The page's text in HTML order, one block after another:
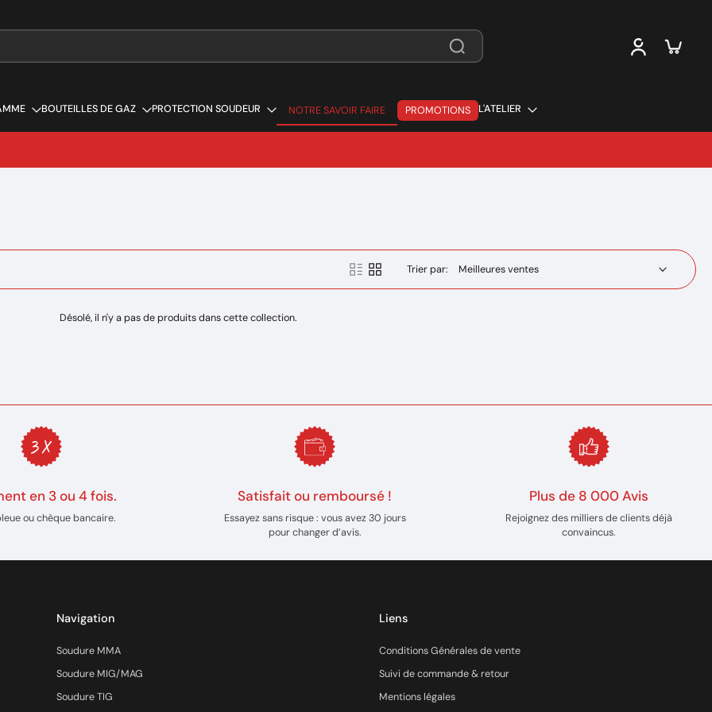
BOUTEILLES DE GAZ PROTECTION SOUDEUR
NOTRE SAVOIR FAIRE
NOTRE SAVOIR FAIRE
PROMOTIONS L'ATELIER
Trier par:
Désolé, il n'y a pas de produits dans cette collection.
en 3 ou 4 fois.
ou chèque bancaire.
Satisfait ou remboursé !
Essayez sans risque : vous avez 30 jours
pour changer d’avis.
Plus de 8 000 Avis
Rejoignez des milliers de clients déjà
convaincus.
Navigation
Soudure MMA
Soudure MIG/MAG
Soudure TIG
Liens
Conditions Générales de vente
Suivi de commande & retour
Mentions légales